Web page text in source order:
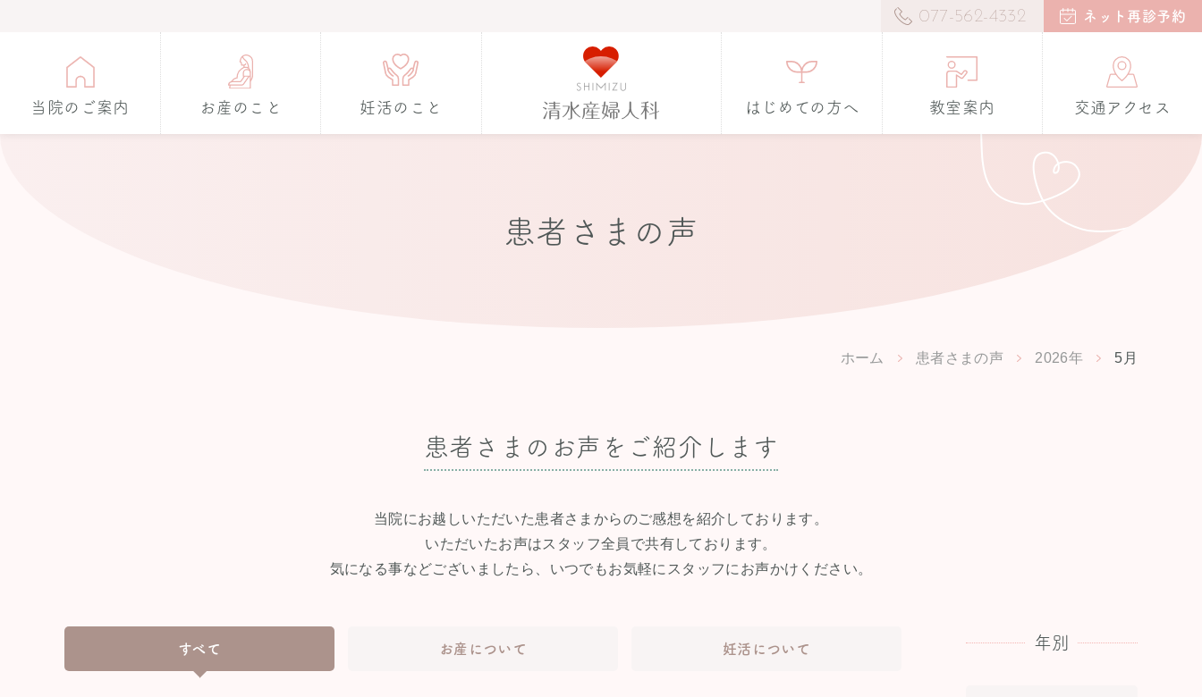
077-562-4332 ネット再診予約
当院のご案内 お産のこと 妊活のこと はじめての方へ 教室案内 交通アクセス
患者さまの声
ホーム 患者さまの声 2026年 5月
患者さまのお声をご紹介します
当院にお越しいただいた患者さまからのご感想を紹介しております。
いただいたお声はスタッフ全員で共有しております。
気になる事などございましたら、いつでもお気軽にスタッフにお声かけください。
すべて お産について 妊活について 年別